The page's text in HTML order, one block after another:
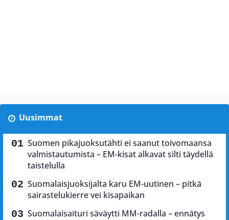
Uusimmat
Suomen pikajuoksutähti ei saanut toivomaansa
valmistautumista – EM-kisat alkavat silti täydellä
taistelulla
Suomalaisjuoksijalta karu EM-uutinen – pitkä
sairastelukierre vei kisapaikan
Suomalaisaituri säväytti MM-radalla – ennätys